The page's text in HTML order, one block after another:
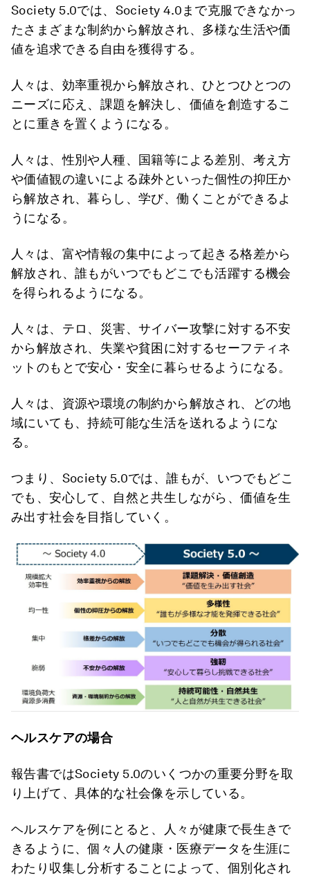
Society 5.0では、Society 4.0まで克服できなかっ
たさまざまな制約から解放され、多様な生活や価
値を追求できる自由を獲得する。
人々は、効率重視から解放され、ひとつひとつの
ニーズに応え、課題を解決し、価値を創造するこ
とに重きを置くようになる。
人々は、性別や人種、国籍等による差別、考え方
や価値観の違いによる疎外といった個性の抑圧か
ら解放され、暮らし、学び、働くことができるよ
うになる。
人々は、富や情報の集中によって起きる格差から
解放され、誰もがいつでもどこでも活躍する機会
を得られるようになる。
人々は、テロ、災害、サイバー攻撃に対する不安
から解放され、失業や貧困に対するセーフティネ
ットのもとで安心・安全に暮らせるようになる。
人々は、資源や環境の制約から解放され、どの地
域にいても、持続可能な生活を送れるようにな
る。
つまり、Society 5.0では、誰もが、いつでもどこ
でも、安心して、自然と共生しながら、価値を生
み出す社会を目指していく。
ヘルスケアの場合
報告書ではSociety 5.0のいくつかの重要分野を取
り上げて、具体的な社会像を示している。
ヘルスケアを例にとると、人々が健康で長生きで
きるように、個々人の健康・医療データを生涯に
わたり収集し分析することによって、個別化され